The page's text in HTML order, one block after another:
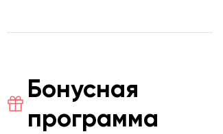
Бонусная
программа